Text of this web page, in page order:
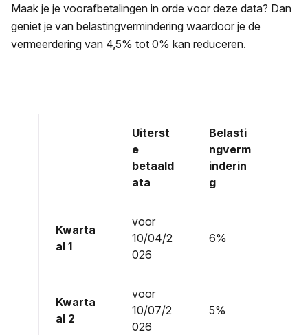
Maak je je voorafbetalingen in orde voor deze data? Dan
geniet je van belastingvermindering waardoor je de
vermeerdering van 4,5% tot 0% kan reduceren.
Uiterst
e
betaald
ata
Belasti
ngverm
inderin
g
Kwarta
al 1
voor
10/04/2
026
6%
Kwarta
al 2
voor
10/07/2
026
5%